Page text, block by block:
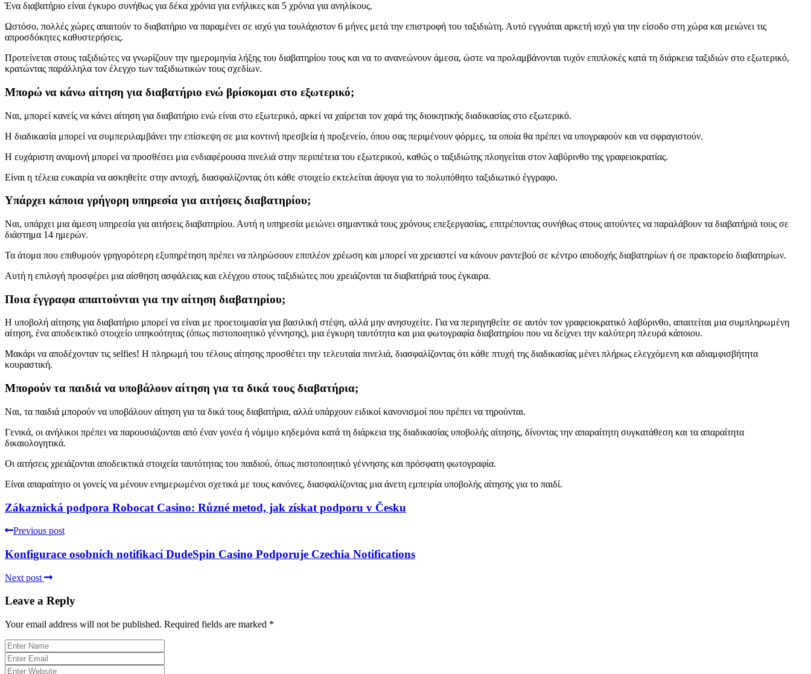
Ένα διαβατήριο είναι έγκυρο συνήθως για δέκα χρόνια για ενήλικες και 5 χρόνια για ανηλίκους.
Ωστόσο, πολλές χώρες απαιτούν το διαβατήριο να παραμένει σε ισχύ για τουλάχιστον 6 μήνες μετά την επιστροφή του ταξιδιώτη. Αυτό εγγυάται αρκετή ισχύ για την είσοδο στη χώρα και μειώνει τις
απροσδόκητες καθυστερήσεις.
Προτείνεται στους ταξιδιώτες να γνωρίζουν την ημερομηνία λήξης του διαβατηρίου τους και να το ανανεώνουν άμεσα, ώστε να προλαμβάνονται τυχόν επιπλοκές κατά τη διάρκεια ταξιδιών στο εξωτερικό,
κρατώντας παράλληλα τον έλεγχο των ταξιδιωτικών τους σχεδίων.
Μπορώ να κάνω αίτηση για διαβατήριο ενώ βρίσκομαι στο εξωτερικό;
Ναι, μπορεί κανείς να κάνει αίτηση για διαβατήριο ενώ είναι στο εξωτερικό, αρκεί να χαίρεται τον χαρά της διοικητικής διαδικασίας στο εξωτερικό.
Η διαδικασία μπορεί να συμπεριλαμβάνει την επίσκεψη σε μια κοντινή πρεσβεία ή προξενείο, όπου σας περιμένουν φόρμες, τα οποία θα πρέπει να υπογραφούν και να σφραγιστούν.
Η ευχάριστη αναμονή μπορεί να προσθέσει μια ενδιαφέρουσα πινελιά στην περιπέτεια του εξωτερικού, καθώς ο ταξιδιώτης πλοηγείται στον λαβύρινθο της γραφειοκρατίας.
Είναι η τέλεια ευκαιρία να ασκηθείτε στην αντοχή, διασφαλίζοντας ότι κάθε στοιχείο εκτελείται άψογα για το πολυπόθητο ταξιδιωτικό έγγραφο.
Υπάρχει κάποια γρήγορη υπηρεσία για αιτήσεις διαβατηρίου;
Ναι, υπάρχει μια άμεση υπηρεσία για αιτήσεις διαβατηρίου. Αυτή η υπηρεσία μειώνει σημαντικά τους χρόνους επεξεργασίας, επιτρέποντας συνήθως στους αιτούντες να παραλάβουν τα διαβατήριά τους σε
διάστημα 14 ημερών.
Τα άτομα που επιθυμούν γρηγορότερη εξυπηρέτηση πρέπει να πληρώσουν επιπλέον χρέωση και μπορεί να χρειαστεί να κάνουν ραντεβού σε κέντρο αποδοχής διαβατηρίων ή σε πρακτορείο διαβατηρίων.
Αυτή η επιλογή προσφέρει μια αίσθηση ασφάλειας και ελέγχου στους ταξιδιώτες που χρειάζονται τα διαβατήριά τους έγκαιρα.
Ποια έγγραφα απαιτούνται για την αίτηση διαβατηρίου;
Η υποβολή αίτησης για διαβατήριο μπορεί να είναι με προετοιμασία για βασιλική στέψη, αλλά μην ανησυχείτε. Για να περιηγηθείτε σε αυτόν τον γραφειοκρατικό λαβύρινθο, απαιτείται μια συμπληρωμένη
αίτηση, ένα αποδεικτικό στοιχείο υπηκοότητας (όπως πιστοποιητικό γέννησης), μια έγκυρη ταυτότητα και μια φωτογραφία διαβατηρίου που να δείχνει την καλύτερη πλευρά κάποιου.
Μακάρι να αποδέχονταν τις selfies! Η πληρωμή του τέλους αίτησης προσθέτει την τελευταία πινελιά, διασφαλίζοντας ότι κάθε πτυχή της διαδικασίας μένει πλήρως ελεγχόμενη και αδιαμφισβήτητα
κουραστική.
Μπορούν τα παιδιά να υποβάλουν αίτηση για τα δικά τους διαβατήρια;
Ναι, τα παιδιά μπορούν να υποβάλουν αίτηση για τα δικά τους διαβατήρια, αλλά υπάρχουν ειδικοί κανονισμοί που πρέπει να τηρούνται.
Γενικά, οι ανήλικοι πρέπει να παρουσιάζονται από έναν γονέα ή νόμιμο κηδεμόνα κατά τη διάρκεια της διαδικασίας υποβολής αίτησης, δίνοντας την απαραίτητη συγκατάθεση και τα απαραίτητα
δικαιολογητικά.
Οι αιτήσεις χρειάζονται αποδεικτικά στοιχεία ταυτότητας του παιδιού, όπως πιστοποιητικό γέννησης και πρόσφατη φωτογραφία.
Είναι απαραίτητο οι γονείς να μένουν ενημερωμένοι σχετικά με τους κανόνες, διασφαλίζοντας μια άνετη εμπειρία υποβολής αίτησης για το παιδί.
Zákaznická podpora Robocat Casino: Různé metod, jak získat podporu v Česku
Previous post
Konfigurace osobních notifikací DudeSpin Casino Podporuje Czechia Notifications
Next post
Leave a Reply
Your email address will not be published. Required fields are marked *